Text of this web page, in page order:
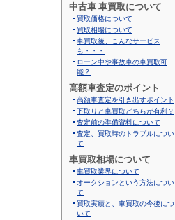
中古車 車買取について
買取価格について
買取相場について
車買取後、こんなサービス
も・・・
ローン中や事故車の車買取可
能？
高額車査定のポイント
高額車査定を引き出すポイント
下取りと車買取どちらが有利？
査定前の準備資料について
査定、買取時のトラブルについ
て
車買取相場について
車買取業界について
オークションという方法につい
て
買取実績と、車買取の今後につ
いて